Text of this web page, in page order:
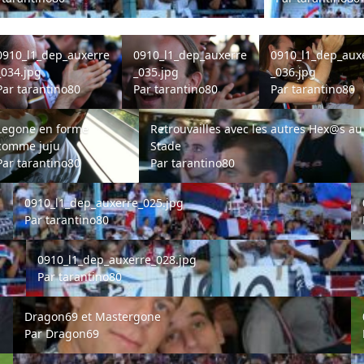
tarantino80
0910_l1_dep_auxerre_035.jpg
0910_l1_dep_auxerre
_035.jpg
Partarantino80
_036.jpg
Partarantino80
en forme comme juju
en forme
juju
tarantino80
Retrouvailles avec les autres Hex@s au
Retrouvailles avec les autres Hex@s
Stade
Partarantino80
0910_l1_dep_auxerre_025.jpg
0910_l1_dep_auxerre_025.jpg
Partarantino80
0910_l1_dep_auxerre_028.jpg
0910_l1_dep_auxerre_028.jpg
Partarantino80
Dragon69 et Mastergone
Dragon69 et Mastergone
ParDragon69